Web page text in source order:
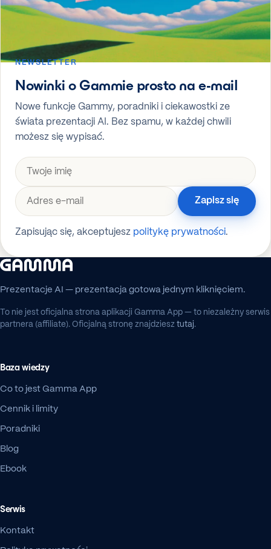
NEWSLETTER
Nowinki o Gammie prosto na e-mail
Nowe funkcje Gammy, poradniki i ciekawostki ze
świata prezentacji AI. Bez spamu, w każdej chwili
możesz się wypisać.
Zapisz się
Zapisując się, akceptujesz politykę prywatności.
Prezentacje AI — prezentacja gotowa jednym kliknięciem.
To nie jest oficjalna strona aplikacji Gamma App — to niezależny serwis
partnera (affiliate). Oficjalną stronę znajdziesz tutaj.
Baza wiedzy
Co to jest Gamma App
Cennik i limity
Poradniki
Blog
Ebook
Serwis
Kontakt